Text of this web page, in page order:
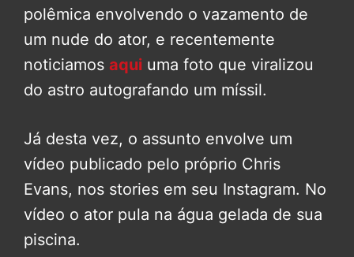
polêmica envolvendo o vazamento de
um nude do ator, e recentemente
noticiamos aqui uma foto que viralizou
do astro autografando um míssil.
Já desta vez, o assunto envolve um
vídeo publicado pelo próprio Chris
Evans, nos stories em seu Instagram. No
vídeo o ator pula na água gelada de sua
piscina.